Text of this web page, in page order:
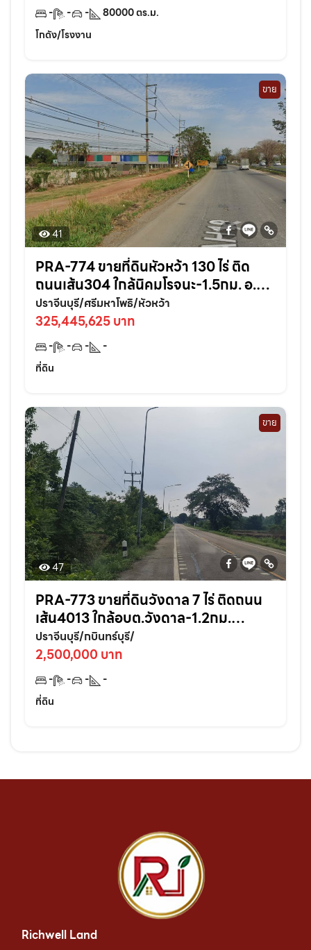
- - - 80000ตร.ม.
โกดัง/โรงงาน
ขาย
41
PRA-774 ขายที่ดินหัวหว้า 130 ไร่ ติด
ถนนเส้น304 ใกล้นิคมโรจนะ-1.5กม. อ.ศรี
มหาโพธิ ปราจีนบุรี
ปราจีนบุรี/ศรีมหาโพธิ/หัวหว้า
325,445,625 บาท
- - -
-
ที่ดิน
ขาย
47
PRA-773 ขายที่ดินวังดาล 7 ไร่ ติดถนน
เส้น4013 ใกล้อบต.วังดาล-1.2กม.
อ.กบินทร์บุรี ปราจีนบุรี
ปราจีนบุรี/กบินทร์บุรี/
2,500,000 บาท
- - -
-
ที่ดิน
Richwell Land